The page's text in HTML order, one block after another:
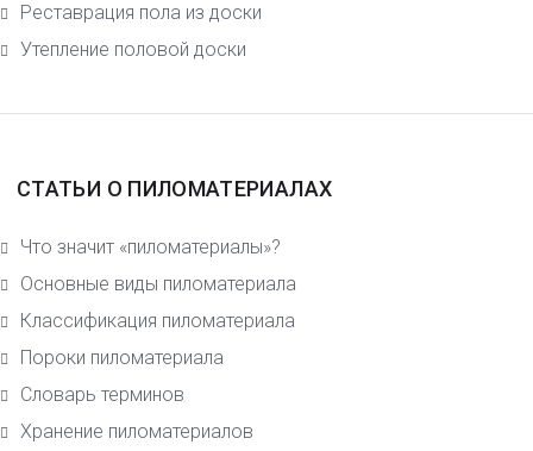
Реставрация пола из доски
Утепление половой доски
СТАТЬИ О ПИЛОМАТЕРИАЛАХ
Что значит «пиломатериалы»?
Основные виды пиломатериала
Класcификация пиломатериала
Пороки пиломатериала
Словарь терминов
Хранение пиломатериалов